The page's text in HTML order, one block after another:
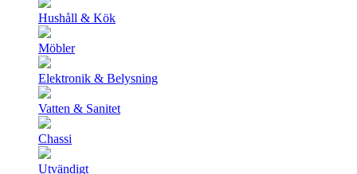
Hushåll & Kök
Möbler
Elektronik & Belysning
Vatten & Sanitet
Chassi
Utvändigt